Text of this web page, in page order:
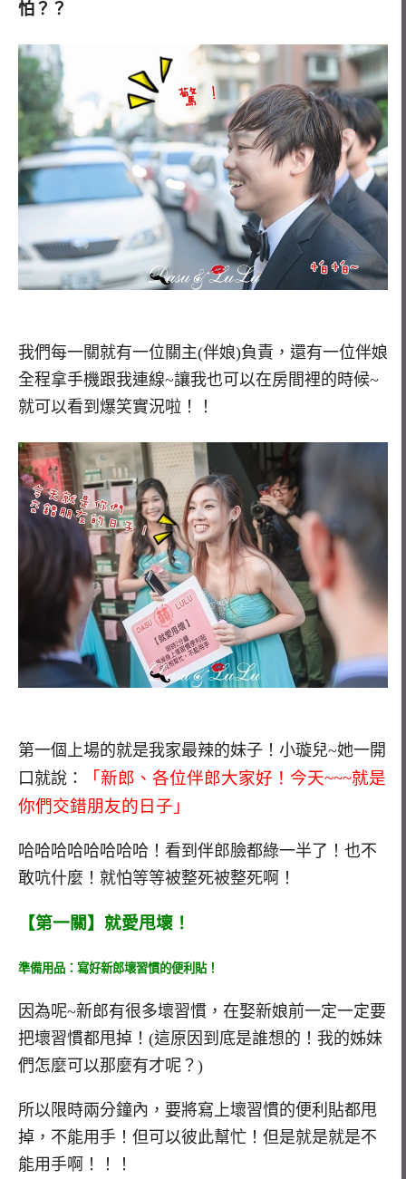
怕？？
我們每一關就有一位關主(伴娘)負責，還有一位伴娘
全程拿手機跟我連線~讓我也可以在房間裡的時候~
就可以看到爆笑實況啦！！
第一個上場的就是我家最辣的妹子！小璇兒~她一開
口就說：
「新郎、各位伴郎大家好！今天~~~就是
你們交錯朋友的日子」
哈哈哈哈哈哈哈哈！看到伴郎臉都綠一半了！也不
敢吭什麼！就怕等等被整死被整死啊！
【第一關】就愛甩壞！
準備用品：寫好新郎壞習慣的便利貼！
因為呢~新郎有很多壞習慣，在娶新娘前一定一定要
把壞習慣都甩掉！(這原因到底是誰想的！我的姊妹
們怎麼可以那麼有才呢？)
所以限時兩分鐘內，要將寫上壞習慣的便利貼都甩
掉，不能用手！但可以彼此幫忙！但是就是就是不
能用手啊！！！